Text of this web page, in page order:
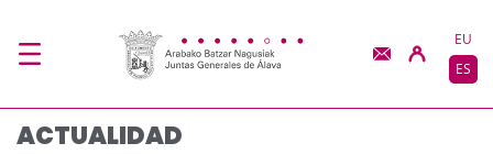
Reunión de la Mesa -
EU
ES
ACTUALIDAD